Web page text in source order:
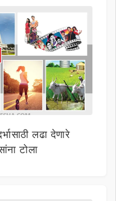
लढा देणारे
टोला